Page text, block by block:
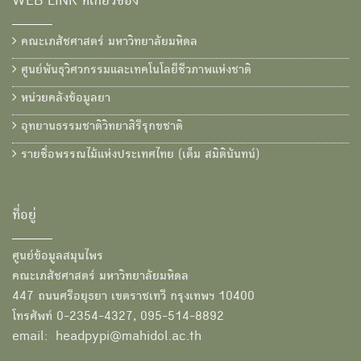
คณะเภสัชศาสตร์ มหาวิทยาลัยมหิดล
ศูนย์พันธุวิศวกรรมและเทคโนโลยีชีวภาพแห่งชาติ
หน่วยคลังข้อมูลยา
อุทยานธรรมชาติวิทยาสิรีรุกขชาติ
รายชื่อพรรณไม้แห่งประเทศไทย (เต็ม สมิตินันทน์)
ที่อยู่
ศูนย์ข้อมูลสมุนไพร
คณะเภสัชศาสตร์ มหาวิทยาลัยมหิดล
447 ถนนศรีอยุธยา เขตราชเทวี กรุงเทพฯ 10400
โทรศัพท์ 0-2354-4327, 095-514-8892
email: headpypi@mahidol.ac.th